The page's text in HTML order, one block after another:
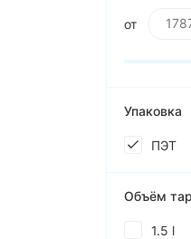
от
Упаковка
ПЭТ
Объём
1.5 l